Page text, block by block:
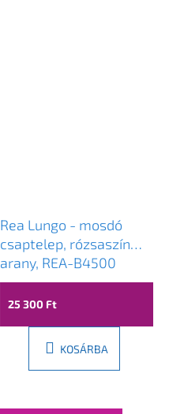
Rea Lungo - mosdó
csaptelep, rózsaszín
arany, REA-B4500
25 300 Ft
KOSÁRBA